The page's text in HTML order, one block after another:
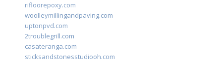
rifloorepoxy.com
woolleymillingandpaving.com
uptonpvd.com
2troublegrill.com
casateranga.com
sticksandstonesstudiooh.com